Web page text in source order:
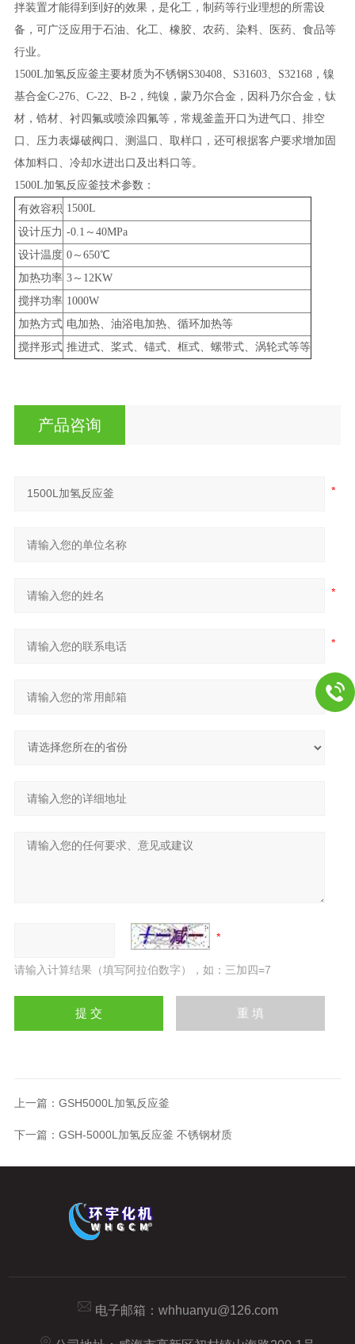
拌装置才能得到到好的效果，是化工，制药等行业理想的所需设
备，可广泛应用于石油、化工、橡胶、农药、染料、医药、食品等
行业。
1500L加氢反应釜主要材质为不锈钢S30408、S31603、S32168，镍
基合金C-276、C-22、B-2，纯镍，蒙乃尔合金，因科乃尔合金，钛
材，锆材、衬四氟或喷涂四氟等，常规釜盖开口为进气口、排空
口、压力表爆破阀口、测温口、取样口，还可根据客户要求增加固
体加料口、冷却水进出口及出料口等。
1500L加氢反应釜技术参数：
有效容积 1500L
设计压力 -0.1～40MPa
设计温度 0～650℃
加热功率 3～12KW
搅拌功率 1000W
加热方式 电加热、油浴电加热、循环加热等
搅拌形式 推进式、桨式、锚式、框式、螺带式、涡轮式等等
产品咨询
请输入计算结果（填写阿拉伯数字），如：三加四=7
上一篇： GSH5000L加氢反应釜
下一篇： GSH-5000L加氢反应釜 不锈钢材质
电子邮箱： whhuanyu@126.com